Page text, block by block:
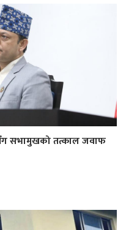
सभामुखको तत्काल जवाफ